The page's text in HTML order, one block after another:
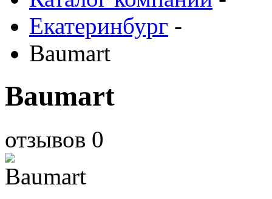
Екатеринбург -
Baumart
Baumart
отзывов 0